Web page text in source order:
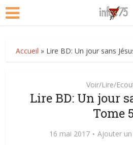
Accueil » Lire BD: Un jour sans
Voir/Lire/
Lire BD: Un jour
Tome
16 mai 2017 Ajouter